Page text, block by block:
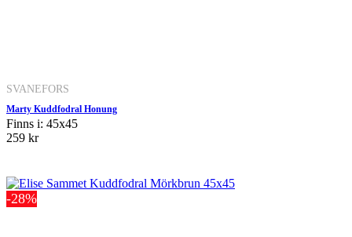
SVANEFORS
Marty Kuddfodral Honung
Finns i: 45x45
259 kr
-28%